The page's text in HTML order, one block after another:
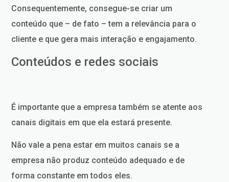
Consequentemente, consegue-se criar um
conteúdo que – de fato – tem a relevância para o
cliente e que gera mais interação e engajamento.
Conteúdos e redes sociais
É importante que a empresa também se atente aos
canais digitais em que ela estará presente.
Não vale a pena estar em muitos canais se a
empresa não produz conteúdo adequado e de
forma constante em todos eles.